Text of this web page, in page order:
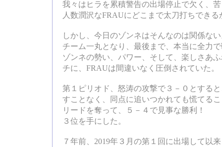
我々はヒラを累積警告の出場停止で欠く、
人数潤沢なFRAUにどこまで太刀打ちできる
しかし、今日のゾンネはそんなのは関係な
チーム一丸となり、最後まで、本当に全力
ゾンネの勢い、パワー、そして、楽しさあ
チに、FRAUは間違いなく圧倒されていた。
第１ピリオド、怒涛の攻撃で３－０とする
すことなく、同点に追いつかれても慌てる
リードを奪って、５－４で見事な勝利！
３位を手にした。
７年前、2019年３月の第１回に出場して以